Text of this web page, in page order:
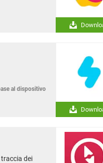
al dispositivo
traccia dei